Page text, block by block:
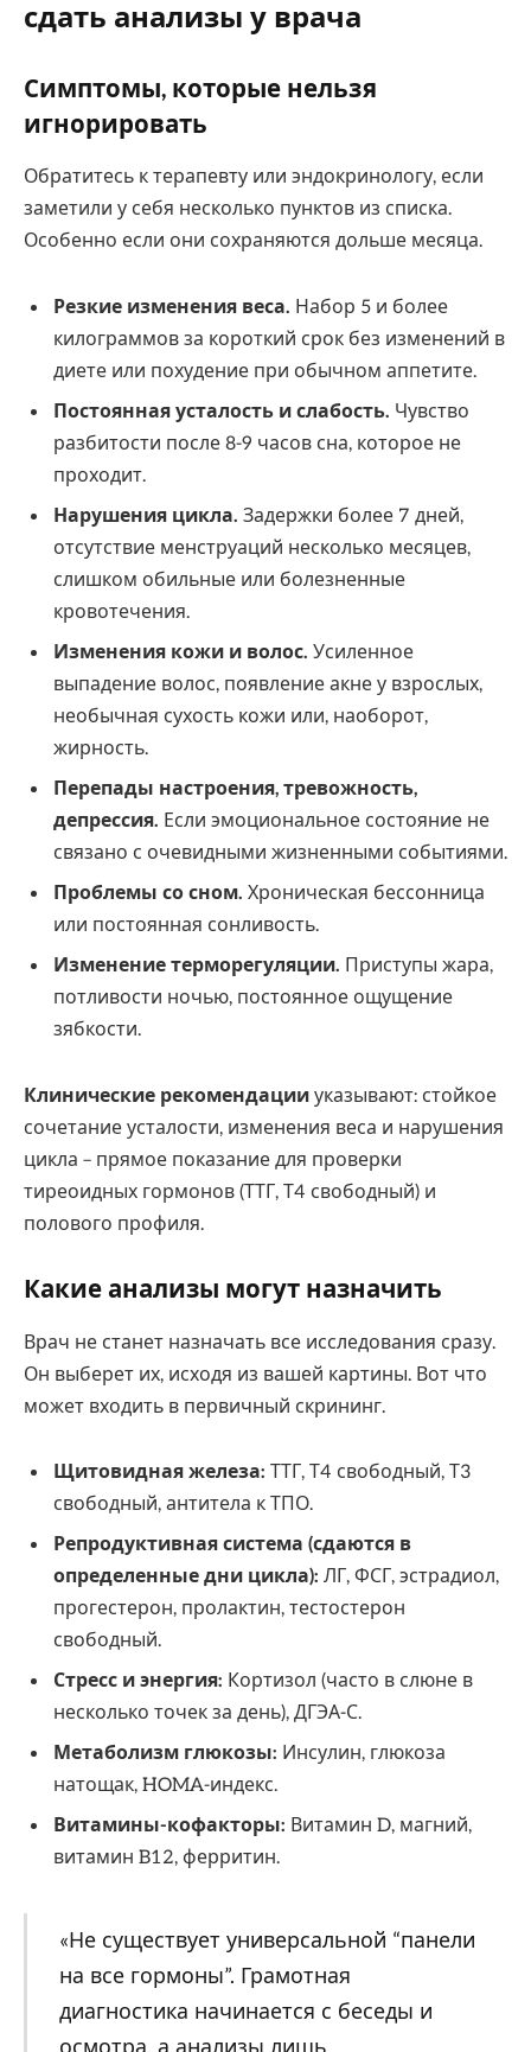
сдать анализы у врача
Симптомы, которые нельзя
игнорировать
Обратитесь к терапевту или эндокринологу, если
заметили у себя несколько пунктов из списка.
Особенно если они сохраняются дольше месяца.
Резкие изменения веса. Набор 5 и более
килограммов за короткий срок без изменений в
диете или похудение при обычном аппетите.
Постоянная усталость и слабость. Чувство
разбитости после 8-9 часов сна, которое не
проходит.
Нарушения цикла. Задержки более 7 дней,
отсутствие менструаций несколько месяцев,
слишком обильные или болезненные
кровотечения.
Изменения кожи и волос. Усиленное
выпадение волос, появление акне у взрослых,
необычная сухость кожи или, наоборот,
жирность.
Перепады настроения, тревожность,
депрессия. Если эмоциональное состояние не
связано с очевидными жизненными событиями.
Проблемы со сном. Хроническая бессонница
или постоянная сонливость.
Изменение терморегуляции. Приступы жара,
потливости ночью, постоянное ощущение
зябкости.
Клинические рекомендации указывают: стойкое
сочетание усталости, изменения веса и нарушения
цикла – прямое показание для проверки
тиреоидных гормонов (ТТГ, Т4 свободный) и
полового профиля.
Какие анализы могут назначить
Врач не станет назначать все исследования сразу.
Он выберет их, исходя из вашей картины. Вот что
может входить в первичный скрининг.
Щитовидная железа: ТТГ, Т4 свободный, Т3
свободный, антитела к ТПО.
Репродуктивная система (сдаются в
определенные дни цикла): ЛГ, ФСГ, эстрадиол,
прогестерон, пролактин, тестостерон
свободный.
Стресс и энергия: Кортизол (часто в слюне в
несколько точек за день), ДГЭА-С.
Метаболизм глюкозы: Инсулин, глюкоза
натощак, HOMA-индекс.
Витамины-кофакторы: Витамин D, магний,
витамин B12, ферритин.
«Не существует универсальной “панели
на все гормоны”. Грамотная
диагностика начинается с беседы и